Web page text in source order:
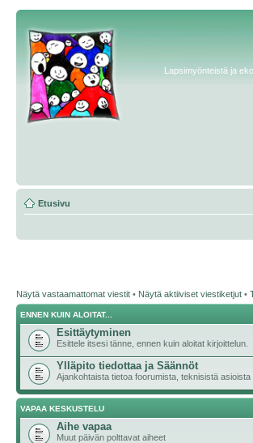
Lapsimyönteistä ja
Etusivu
Näytä vastaamattomat viestit • Näytä aktiiviset viestiketjut •
ENNEN KUIN ALOITAT...
Esittäytyminen
Esittele itsesi tänne, ennen kuin aloitat kirjoittelun.
Ylläpito tiedottaa ja Säännöt
Ajankohtaista tietoa foorumista, teknisistä asioista
VAPAA KESKUSTELU
Aihe vapaa
Muut päivän polttavat aiheet